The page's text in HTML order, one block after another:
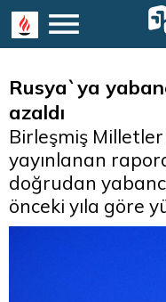
Rusya`ya
azaldı
Birleşmiş
yayınlanan
doğrudan
önceki yıla göre